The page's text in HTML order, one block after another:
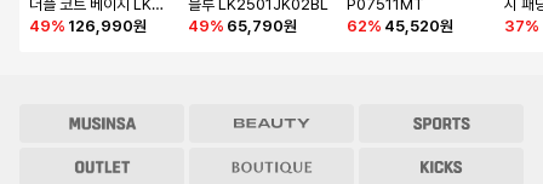
더플 코트 베이지 LK24
04CT70BE
49% 126,990원
블루 LK2501JK02BL
49% 65,790원
P07511MT
62% 45,520원
시 패
37%